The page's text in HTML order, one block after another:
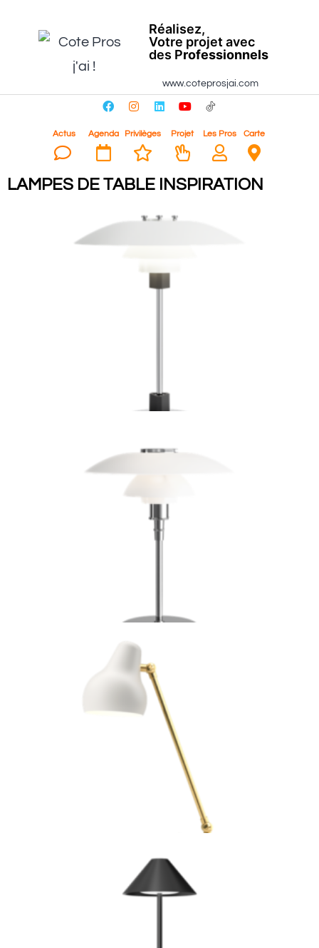
Réalisez,
Votre projet avec
des Professionnels
www.coteprosjai.com
Actus Agenda Privilèges Projet Les Pros Carte
LAMPES DE TABLE INSPIRATION